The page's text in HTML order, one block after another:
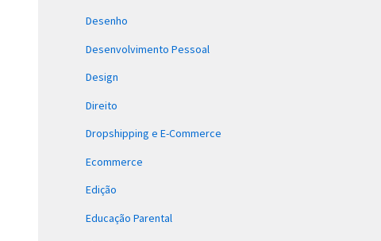
Desenho
Desenvolvimento Pessoal
Design
Direito
Dropshipping e E-Commerce
Ecommerce
Edição
Educação Parental